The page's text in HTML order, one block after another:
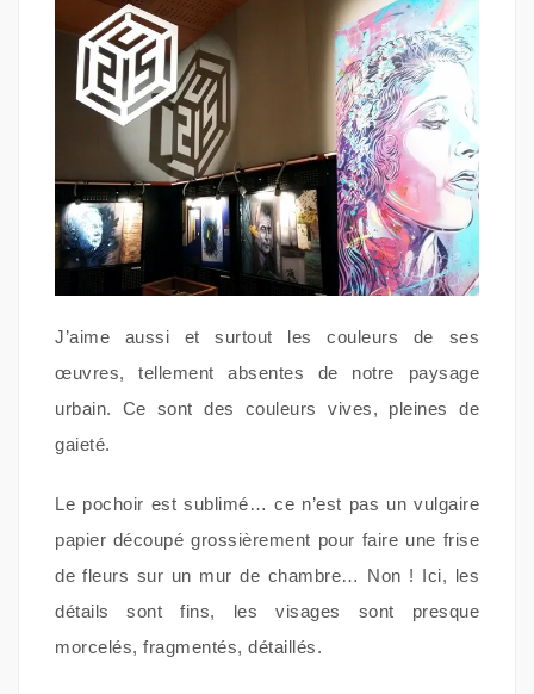
J’aime aussi et surtout les couleurs de ses
œuvres, tellement absentes de notre paysage
urbain. Ce sont des couleurs vives, pleines de
gaieté.
Le pochoir est sublimé… ce n’est pas un vulgaire
papier découpé grossièrement pour faire une frise
de fleurs sur un mur de chambre… Non ! Ici, les
détails sont fins, les visages sont presque
morcelés, fragmentés, détaillés.